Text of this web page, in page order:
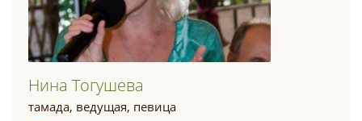
Нина Тогушева
тамада, ведущая, певица